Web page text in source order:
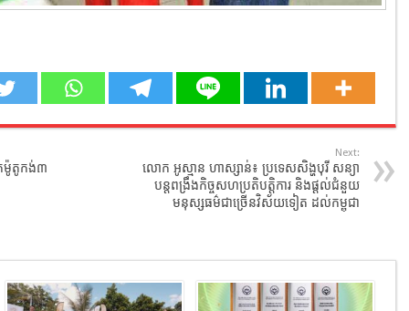
ម៉ូតូកង់៣
Next:
លោក អូស្មាន ហាស្សាន់៖ ប្រទេសសិង្ហបុរី​ សន្យា
បន្តពង្រឹងកិច្ចសហប្រតិបត្តិការ​ និង​ផ្តល់ជំនួយ
មនុស្សធម៌ជាច្រើនវិស័យទៀត​ ដល់កម្ពុជា